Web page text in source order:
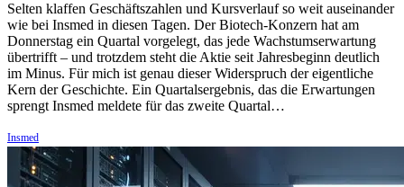
Selten klaffen Geschäftszahlen und Kursverlauf so weit auseinander
wie bei Insmed in diesen Tagen. Der Biotech-Konzern hat am
Donnerstag ein Quartal vorgelegt, das jede Wachstumserwartung
übertrifft – und trotzdem steht die Aktie seit Jahresbeginn deutlich
im Minus. Für mich ist genau dieser Widerspruch der eigentliche
Kern der Geschichte. Ein Quartalsergebnis, das die Erwartungen
sprengt Insmed meldete für das zweite Quartal…
Insmed